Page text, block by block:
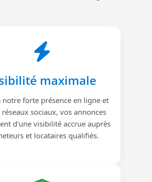
maximale
notre forte présence en ligne et
sociaux, vos annonces
d’une visibilité accrue auprès
et locataires qualifiés.